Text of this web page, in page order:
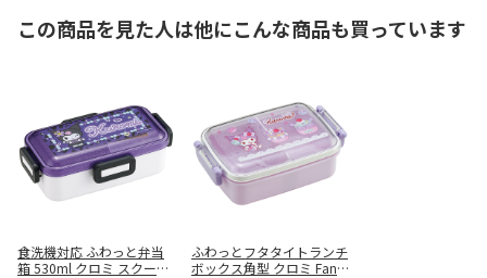
この商品を見た人は他にこんな商品も買っています
食洗機対応 ふわっと弁当
箱 530ml クロミ スクール
ふわっとフタタイトランチ
ボックス角型 クロミ Fanc